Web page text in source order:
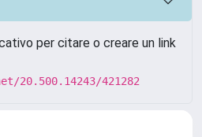
per citare o creare un link
20.500.14243/421282